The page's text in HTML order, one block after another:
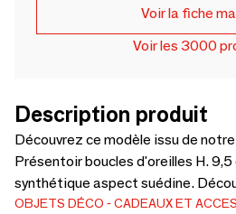
Voir la fiche
Voir les 3000
Description produit
Découvrez ce modèle issu de
Présentoir boucles d'oreilles H. 9,5
synthétique aspect suédine.
OBJETS DÉCO
CADEAUX ET